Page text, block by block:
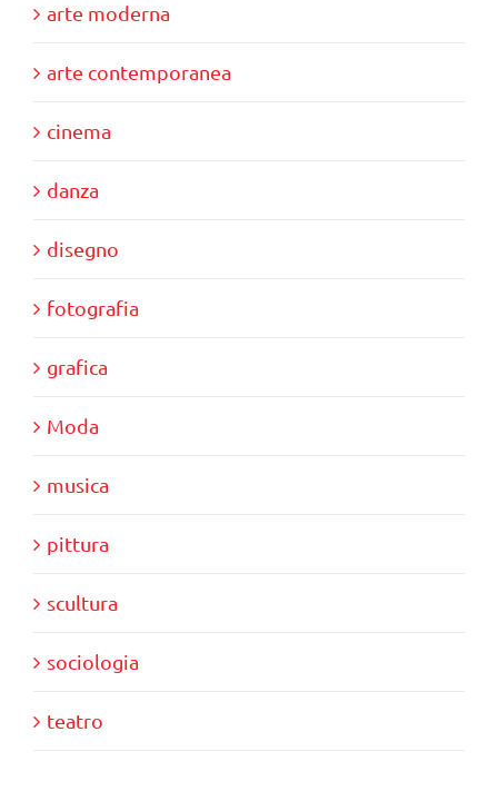
arte moderna
arte contemporanea
cinema
danza
disegno
fotografia
grafica
Moda
musica
pittura
scultura
sociologia
teatro